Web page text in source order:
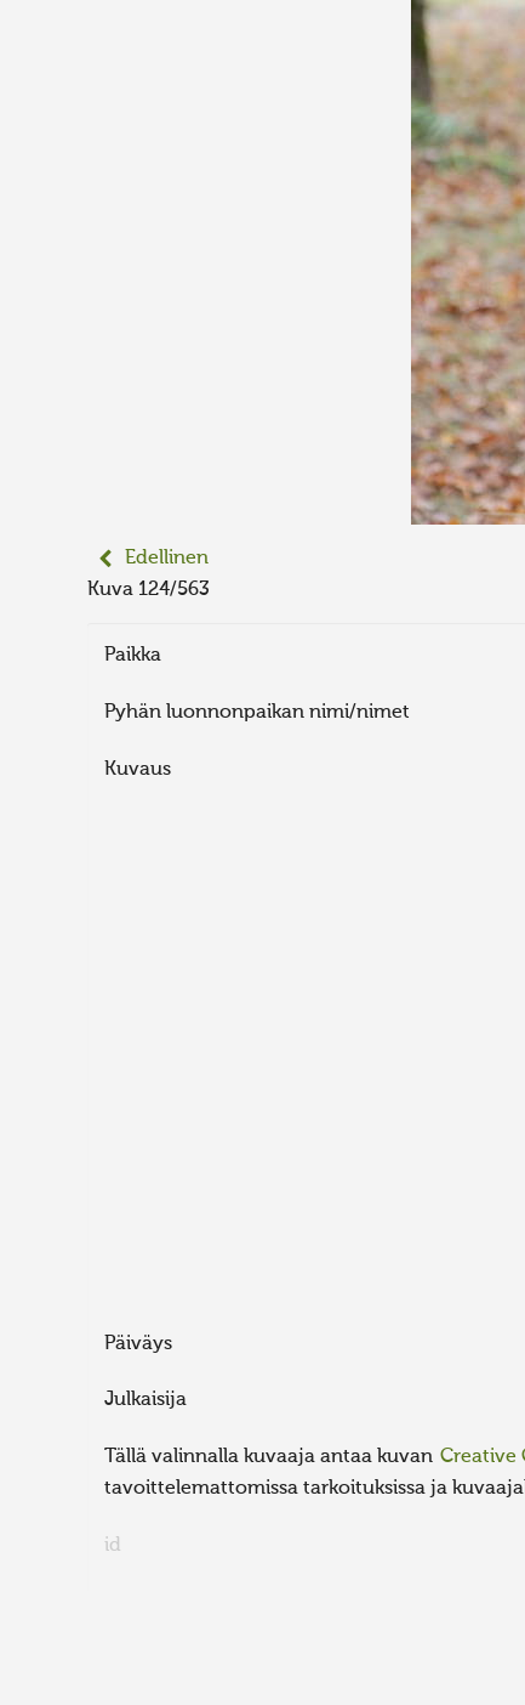
Edellinen
Kuva 124/563
Paikka
Pyhän luonnonpaikan nimi/nimet
Kuvaus
Päiväys
Julkaisija
Tällä valinnalla kuvaaja antaa kuvan Creative
tavoittelemattomissa tarkoituksissa ja
id